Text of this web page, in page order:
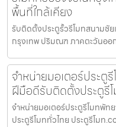
พื้นที่ใกล้เคียง
รับติดตั้งประตูรั้วรีโมทสนามชั
กรุงเทพ ปริมณฑ ภาคตะวันออ
จำหน่ายมอเตอร์ประตู
ฝีมือดีรับติดตั้งประตูรี
จำหน่ายมอเตอร์ประตูรีโมทพั
ประตูรีโมททั่วไทย ประตูรีโมท